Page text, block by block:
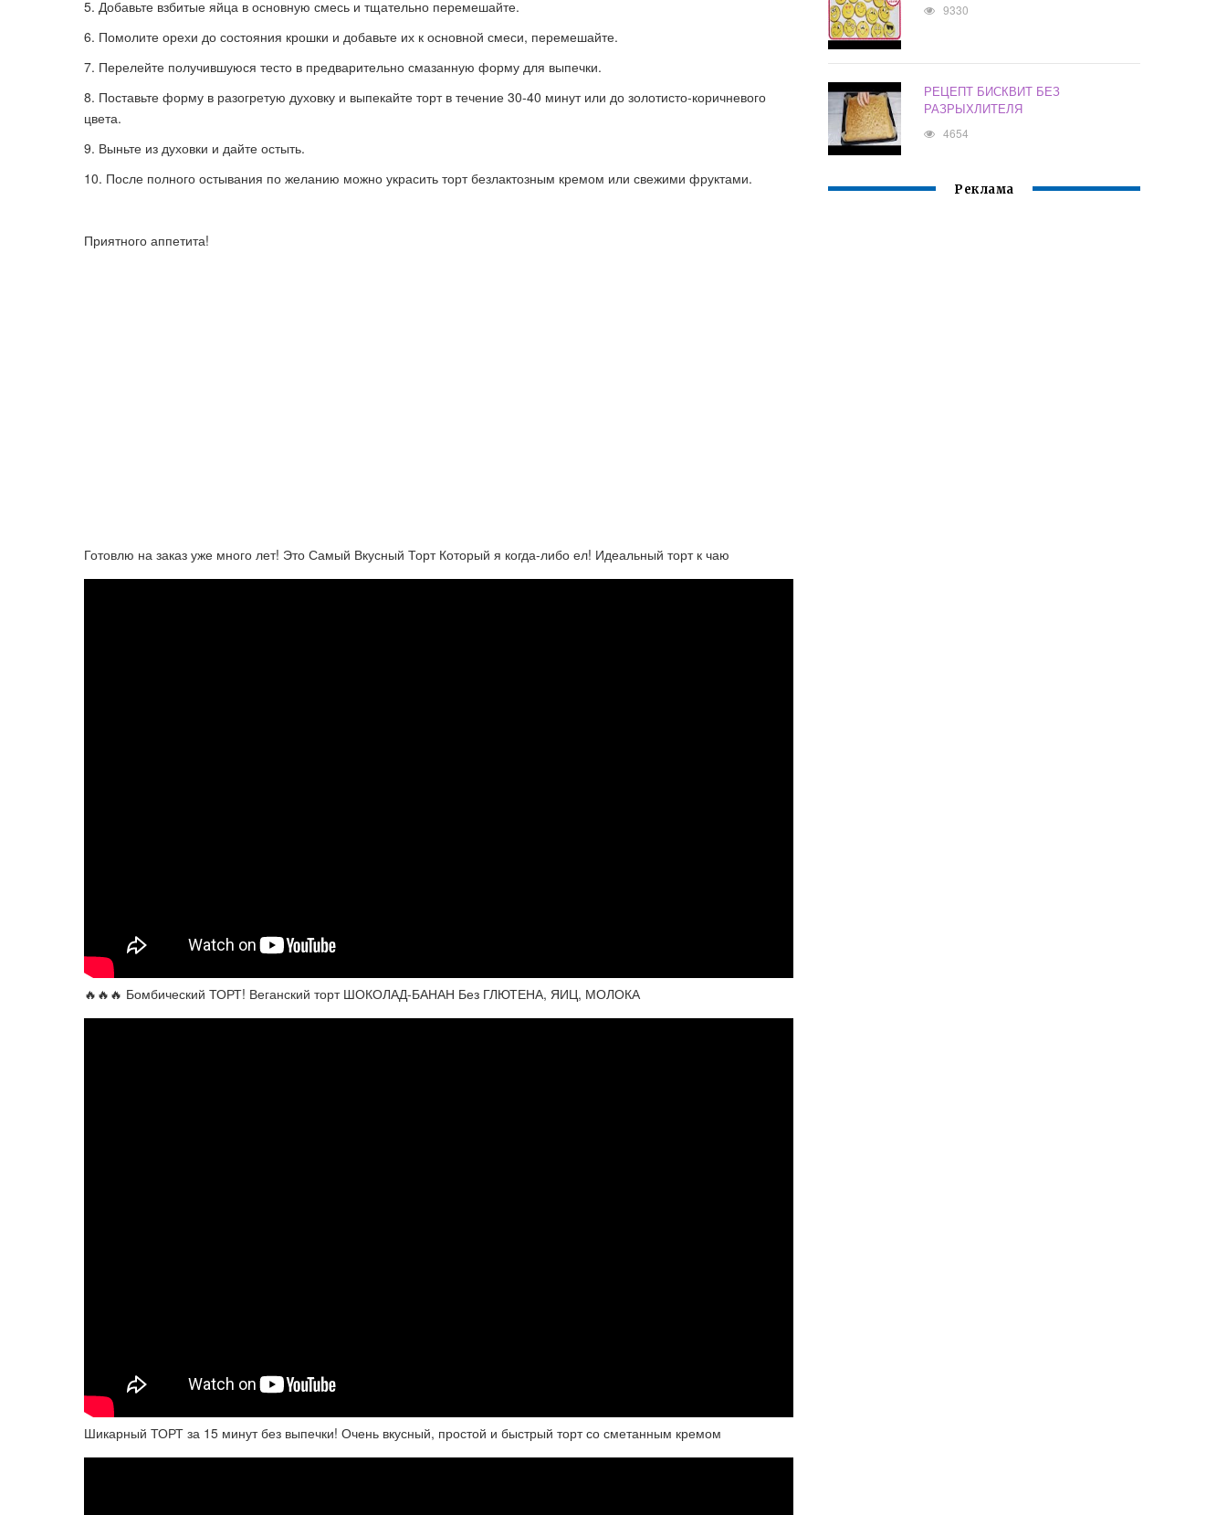
Добавьте взбитые яйца в основную смесь и тщательно перемешайте.
Помолите орехи до состояния крошки и добавьте их к основной смеси, перемешайте.
Перелейте получившуюся тесто в предварительно смазанную форму для выпечки.
Поставьте форму в разогретую духовку и выпекайте торт в течение 30-40 минут или до золотисто-коричневого
цвета.
Выньте из духовки и дайте остыть.
После полного остывания по желанию можно украсить торт безлактозным кремом или свежими фруктами.
Приятного аппетита!
Готовлю на заказ уже много лет! Это Самый Вкусный Торт Который я когда-либо ел! Идеальный торт к чаю
🔥🔥🔥 Бомбический ТОРТ! Веганский торт ШОКОЛАД-БАНАН Без ГЛЮТЕНА, ЯИЦ, МОЛОКА
Шикарный ТОРТ за 15 минут без выпечки! Очень вкусный, простой и быстрый торт со сметанным кремом
9330
РЕЦЕПТ БИСКВИТ БЕЗ
РАЗРЫХЛИТЕЛЯ
4654
Реклама